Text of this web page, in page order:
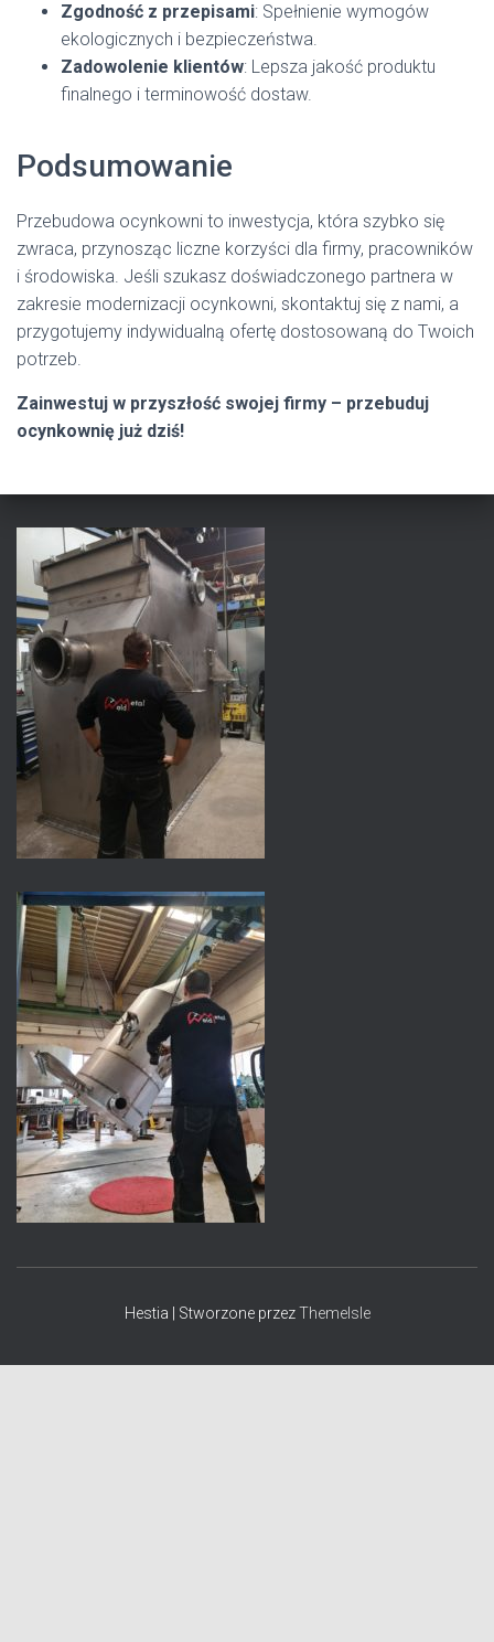
Zgodność z przepisami: Spełnienie wymogów
ekologicznych i bezpieczeństwa.
Zadowolenie klientów: Lepsza jakość produktu
finalnego i terminowość dostaw.
Podsumowanie
Przebudowa ocynkowni to inwestycja, która szybko się
zwraca, przynosząc liczne korzyści dla firmy, pracowników
i środowiska. Jeśli szukasz doświadczonego partnera w
zakresie modernizacji ocynkowni, skontaktuj się z nami, a
przygotujemy indywidualną ofertę dostosowaną do Twoich
potrzeb.
Zainwestuj w przyszłość swojej firmy – przebuduj
ocynkownię już dziś!
Hestia | Stworzone przezThemeIsle